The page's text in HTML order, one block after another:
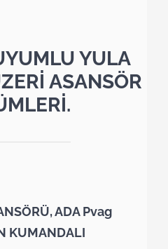
YULA
ASANSÖR
ADA Pvag
KUMANDALI